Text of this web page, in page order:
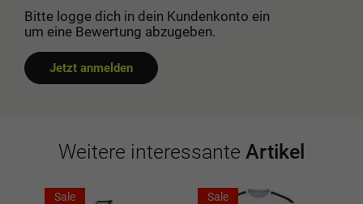
Bitte logge dich in dein Kundenkonto ein
um eine Bewertung abzugeben.
Jetzt anmelden
Weitere interessante Artikel
Sale Sale